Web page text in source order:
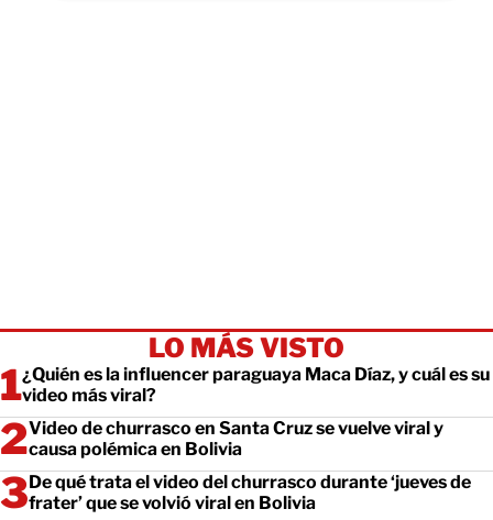
LO MÁS VISTO
¿Quién es la influencer paraguaya Maca Díaz, y cuál es su
video más viral?
Video de churrasco en Santa Cruz se vuelve viral y
causa polémica en Bolivia
De qué trata el video del churrasco durante ‘jueves de
frater’ que se volvió viral en Bolivia